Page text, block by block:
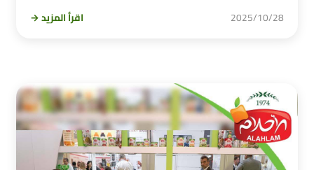
2025/10/28 اقرأ المزيد →